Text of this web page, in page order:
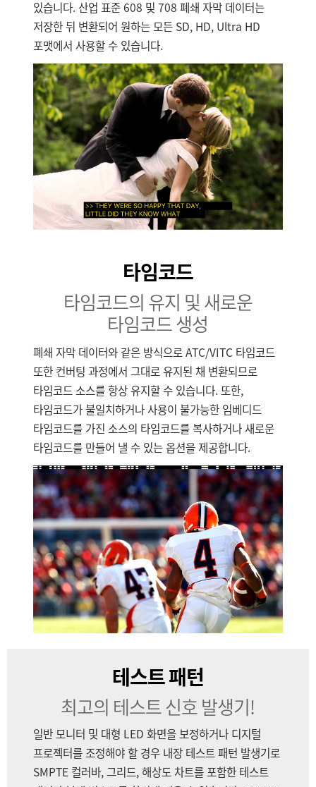
있습니다. 산업 표준 608 및 708 폐쇄 자막 데이터는
저장한 뒤 변환되어 원하는 모든 SD, HD, Ultra HD
포맷에서 사용할 수 있습니다.
타임코드
타임코드의 유지 및 새로운
타임코드 생성
폐쇄 자막 데이터와 같은 방식으로 ATC/VITC 타임코드
또한 컨버팅 과정에서 그대로 유지된 채 변환되므로
타임코드 소스를 항상 유지할 수 있습니다. 또한,
타임코드가 불일치하거나 사용이 불가능한 임베디드
타임코드를 가진 소스의 타임코드를 복사하거나 새로운
타임코드를 만들어 낼 수 있는 옵션을 제공합니다.
테스트 패턴
최고의 테스트 신호 발생기!
일반 모니터 및 대형 LED 화면을 보정하거나 디지털
프로젝터를 조정해야 할 경우 내장 테스트 패턴 발생기로
SMPTE 컬러바, 그리드, 해상도 차트를 포함한 테스트